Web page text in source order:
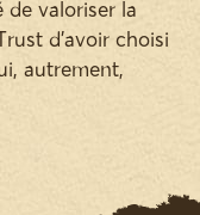
de valoriser la
d'avoir choisi
autrement,